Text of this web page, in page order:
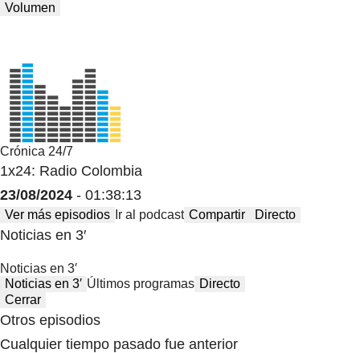
Volumen
Crónica 24/7
1x24: Radio Colombia
23/08/2024 - 01:38:13
Ver más episodios Ir al podcast Compartir Directo
Noticias en 3′
Noticias en 3′
Noticias en 3′ Últimos programas Directo
Cerrar
Otros episodios
Cualquier tiempo pasado fue anterior